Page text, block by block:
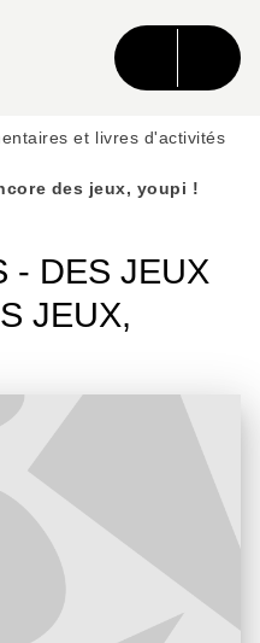
CONTENU
et livres d'activités
des jeux, youpi !
- DES JEUX
JEUX,